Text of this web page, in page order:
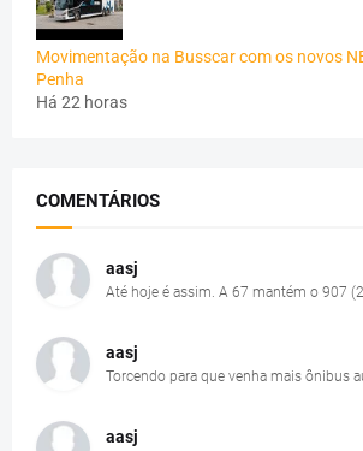
Movimentação na Busscar com os novos
Penha
Há 22 horas
COMENTÁRIOS
aasj
Até hoje é assim. A 67 mantém o 907
aasj
Torcendo para que venha mais ônibus
aasj